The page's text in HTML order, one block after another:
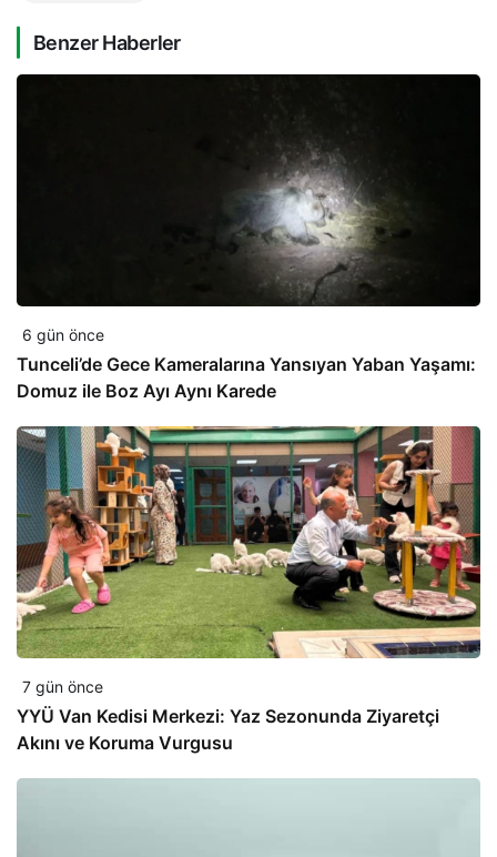
Benzer Haberler
6 gün önce
Tunceli’de Gece Kameralarına Yansıyan Yaban Yaşamı:
Domuz ile Boz Ayı Aynı Karede
7 gün önce
YYÜ Van Kedisi Merkezi: Yaz Sezonunda Ziyaretçi
Akını ve Koruma Vurgusu